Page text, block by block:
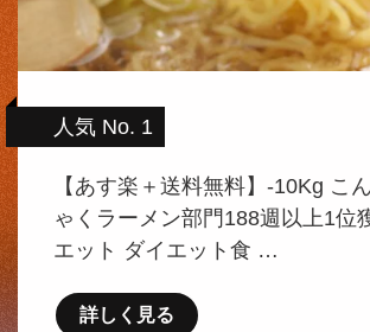
人気 No. 1
【あす楽＋送料無料】-10Kg こ
ゃくラーメン部門188週以上1位
エット ダイエット食 …
詳しく見る